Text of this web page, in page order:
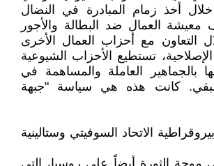
أخذ زمام المبادرة في النضال
العمال ضد البطالة والأجور
التعاون مع أحزاب العمال الأخرى
الإصلاحية، تستطيع الأحزاب الشيوعية
بالجماهير العاملة والمساهمة في
كانت هذه هي سياسة "جبهة
الاتحاد السوفيتي وستالينية